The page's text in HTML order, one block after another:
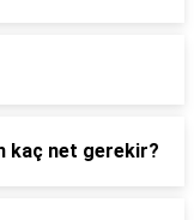
kaç net gerekir?